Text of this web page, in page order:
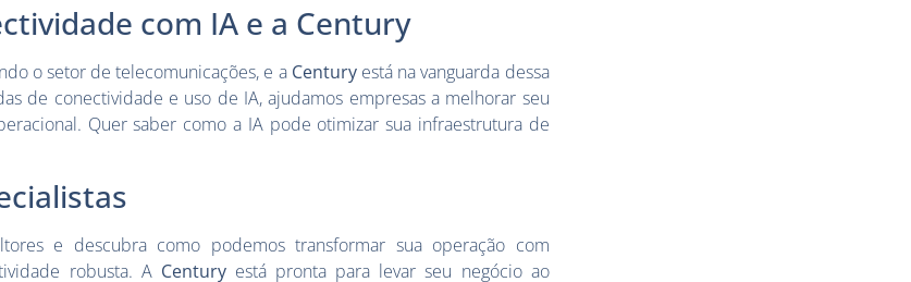
com IA e a Century
o setor de telecomunicações, e a Centuryestá na vanguarda dessa
de conectividade e uso de IA, ajudamos empresas a melhorar seu
Quer saber como a IA pode otimizar sua infraestrutura de
e descubra como podemos transformar sua operação com
robusta. A Centuryestá pronta para levar seu negócio ao